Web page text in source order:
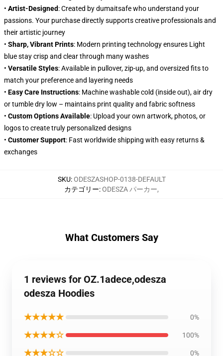
• Artist-Designed: Created by dumaitsafe who understand your
passions. Your purchase directly supports creative professionals and
their artistic journey
• Sharp, Vibrant Prints: Modern printing technology ensures Light
blue stay crisp and clear through many washes
• Versatile Styles: Available in pullover, zip-up, and oversized fits to
match your preference and layering needs
• Easy Care Instructions: Machine washable cold (inside out), air dry
or tumble dry low – maintains print quality and fabric softness
• Custom Options Available: Upload your own artwork, photos, or
logos to create truly personalized designs
• Customer Support: Fast worldwide shipping with easy returns &
exchanges
SKU:ODESZASHOP-0138-DEFAULT
カテゴリー:ODESZA パーカー,
What Customers Say
1 reviews for OZ.1adece,odesza
odesza Hoodies
★★★★★ 0%
★★★★☆ 100%
★★★☆☆ 0%